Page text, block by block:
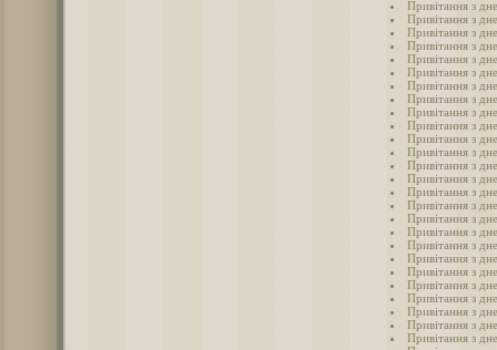
Привітання з
Привітання з
Привітання з
Привітання з
Привітання з
Привітання з
Привітання з
Привітання з
Привітання з
Привітання з
Привітання з
Привітання з
Привітання з
Привітання з
Привітання з
Привітання з
Привітання з
Привітання з
Привітання з
Привітання з
Привітання з
Привітання з
Привітання з
Привітання з
Привітання з
Привітання з